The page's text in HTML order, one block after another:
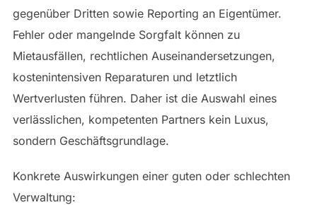
gegenüber Dritten sowie Reporting an Eigentümer.
Fehler oder mangelnde Sorgfalt können zu
Mietausfällen, rechtlichen Auseinandersetzungen,
kostenintensiven Reparaturen und letztlich
Wertverlusten führen. Daher ist die Auswahl eines
verlässlichen, kompetenten Partners kein Luxus,
sondern Geschäftsgrundlage.
Konkrete Auswirkungen einer guten oder schlechten
Verwaltung: